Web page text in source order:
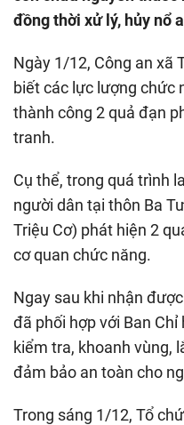
đồng thời xử lý, hủy nổ
Ngày 1/12, Công an xã
biết các lực lượng chức
thành công 2 quả đạn
tranh.
Cụ thể, trong quá trình
người dân tại thôn Ba
Triệu Cơ) phát hiện 2
cơ quan chức năng.
Ngay sau khi nhận
đã phối hợp với Ban
kiểm tra, khoanh vùng,
đảm bảo an toàn cho
Trong sáng 1/12, Tổ